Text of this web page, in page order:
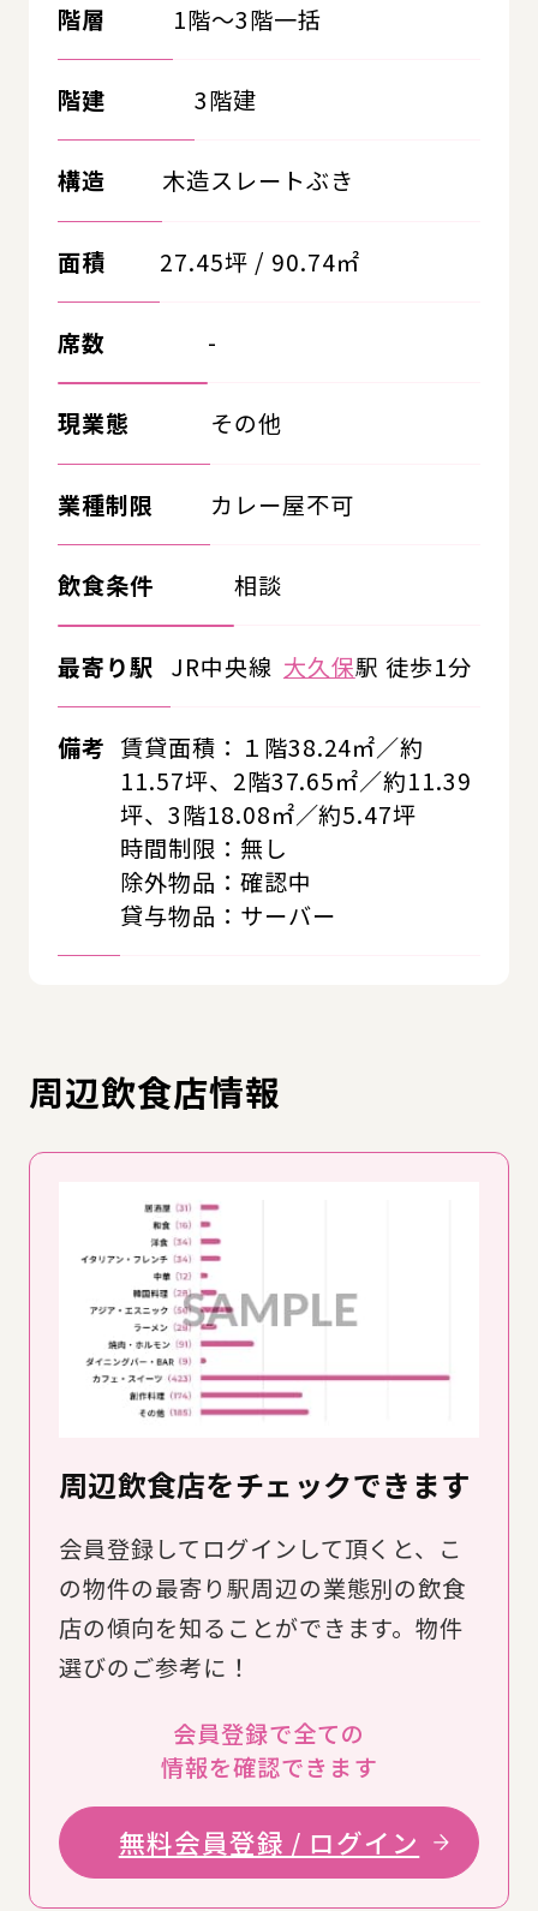
階層 1階～3階一括
階建 3階建
構造 木造スレートぶき
面積 27.45坪 / 90.74㎡
席数 -
現業態 その他
業種制限 カレー屋不可
飲食条件 相談
最寄り駅 JR中央線 大久保駅 徒歩1分
備考 賃貸面積：１階38.24㎡／約
11.57坪、2階37.65㎡／約11.39
坪、3階18.08㎡／約5.47坪
時間制限：無し
除外物品：確認中
貸与物品：サーバー
周辺飲食店情報
周辺飲食店をチェックできます
会員登録してログインして頂くと、こ
の物件の最寄り駅周辺の業態別の飲食
店の傾向を知ることができます。物件
選びのご参考に！
会員登録で全ての
情報を確認できます
無料会員登録 / ログイン